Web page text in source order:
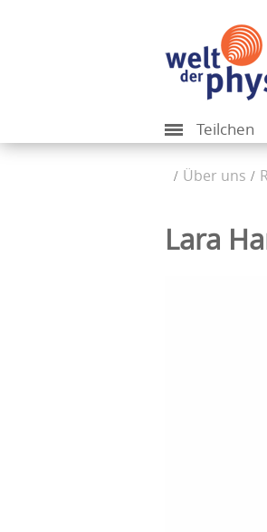
Teilchen
Über uns
Lara